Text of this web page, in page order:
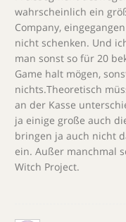
wahrscheinlich ein
Company,
nicht schenken. Und
man sonst so für 20
Game halt mögen,
nichts.Theoretisch
an der Kasse
ja einige große auch
bringen ja auch nicht
ein. Außer manchmal
Witch Project.